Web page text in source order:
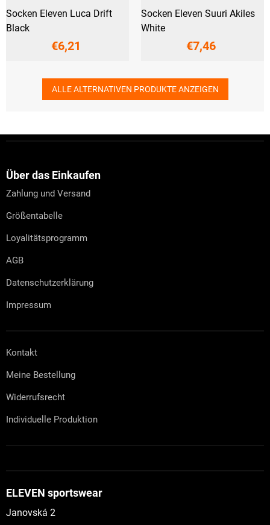
Socken Eleven Luca Drift
Black
€6,21
Socken Eleven Suuri Akiles
White
€7,46
ALLE ALTERNATIVEN PRODUKTE ANZEIGEN
Über das Einkaufen
Zahlung und Versand
Größentabelle
Loyalitätsprogramm
AGB
Datenschutzerklärung
Impressum
Kontakt
Meine Bestellung
Widerrufsrecht
Individuelle Produktion
ELEVEN sportswear
Janovská 2